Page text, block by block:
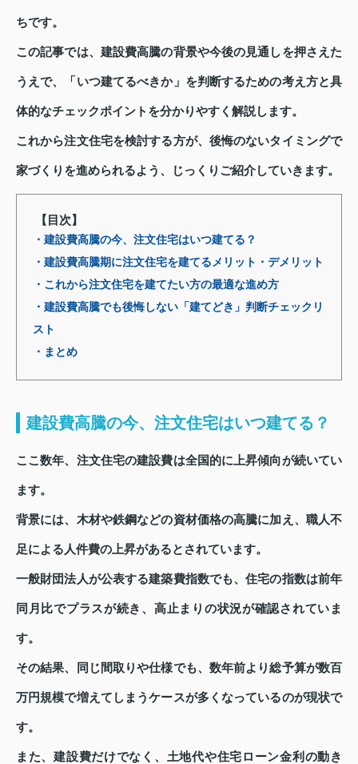
ちです。
この記事では、建設費高騰の背景や今後の見通しを押さえた
うえで、「いつ建てるべきか」を判断するための考え方と具
体的なチェックポイントを分かりやすく解説します。
これから注文住宅を検討する方が、後悔のないタイミングで
家づくりを進められるよう、じっくりご紹介していきます。
【目次】
・建設費高騰の今、注文住宅はいつ建てる？
・建設費高騰期に注文住宅を建てるメリット・デメリット
・これから注文住宅を建てたい方の最適な進め方
・建設費高騰でも後悔しない「建てどき」判断チェックリ
スト
・まとめ
建設費高騰の今、注文住宅はいつ建てる？
ここ数年、注文住宅の建設費は全国的に上昇傾向が続いてい
ます。
背景には、木材や鉄鋼などの資材価格の高騰に加え、職人不
足による人件費の上昇があるとされています。
一般財団法人が公表する建築費指数でも、住宅の指数は前年
同月比でプラスが続き、高止まりの状況が確認されていま
す。
その結果、同じ間取りや仕様でも、数年前より総予算が数百
万円規模で増えてしまうケースが多くなっているのが現状で
す。
また、建設費だけでなく、土地代や住宅ローン金利の動き